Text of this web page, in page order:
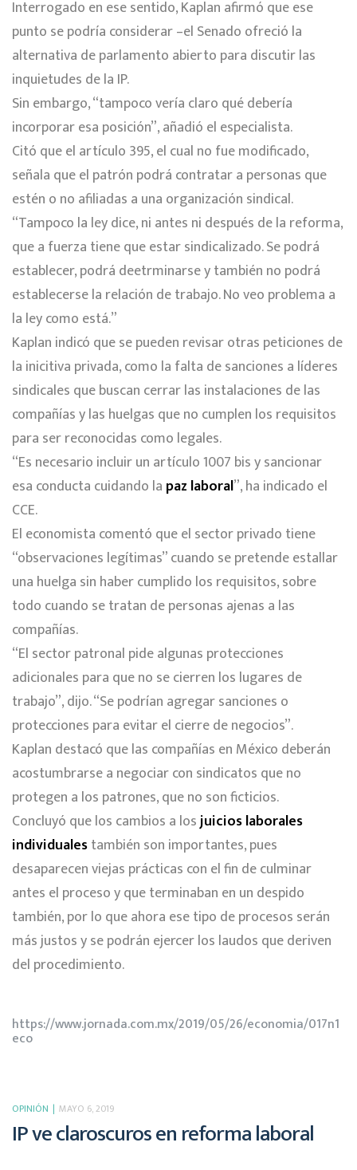
Interrogado en ese sentido, Kaplan afirmó que ese
punto se podría considerar –el Senado ofreció la
alternativa de parlamento abierto para discutir las
inquietudes de la IP.
Sin embargo, “tampoco vería claro qué debería
incorporar esa posición”, añadió el especialista.
Citó que el artículo 395, el cual no fue modificado,
señala que el patrón podrá contratar a personas que
estén o no afiliadas a una organización sindical.
“Tampoco la ley dice, ni antes ni después de la reforma,
que a fuerza tiene que estar sindicalizado. Se podrá
establecer, podrá deetrminarse y también no podrá
establecerse la relación de trabajo. No veo problema a
la ley como está.”
Kaplan indicó que se pueden revisar otras peticiones de
la inicitiva privada, como la falta de sanciones a líderes
sindicales que buscan cerrar las instalaciones de las
compañías y las huelgas que no cumplen los requisitos
para ser reconocidas como legales.
“Es necesario incluir un artículo 1007 bis y sancionar
esa conducta cuidando la paz laboral”, ha indicado el
CCE.
El economista comentó que el sector privado tiene
“observaciones legítimas” cuando se pretende estallar
una huelga sin haber cumplido los requisitos, sobre
todo cuando se tratan de personas ajenas a las
compañías.
“El sector patronal pide algunas protecciones
adicionales para que no se cierren los lugares de
trabajo”, dijo. “Se podrían agregar sanciones o
protecciones para evitar el cierre de negocios”.
Kaplan destacó que las compañías en México deberán
acostumbrarse a negociar con sindicatos que no
protegen a los patrones, que no son ficticios.
Concluyó que los cambios a losjuicios laborales
individualestambién son importantes, pues
desaparecen viejas prácticas con el fin de culminar
antes el proceso y que terminaban en un despido
también, por lo que ahora ese tipo de procesos serán
más justos y se podrán ejercer los laudos que deriven
del procedimiento.
https://www.jornada.com.mx/2019/05/26/economia/017n1
eco
OPINIÓN MAYO 6, 2019
IP ve claroscuros en reforma laboral